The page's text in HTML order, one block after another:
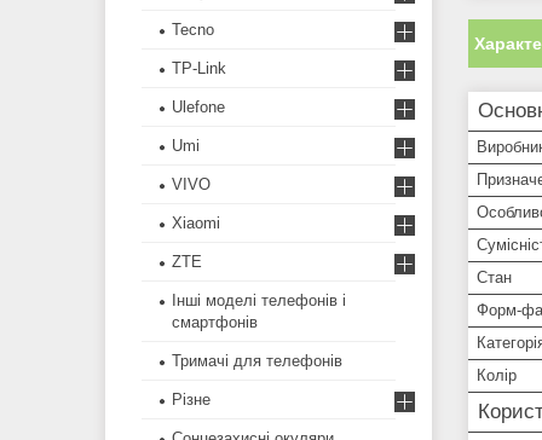
Стан
Форм-
Колір
Tecno
TP-Link
Ulefone
Umi
VIVO
Xiaomi
ZTE
Інші моделі телефонів і
смартфонів
Тримачі для телефонів
Різне